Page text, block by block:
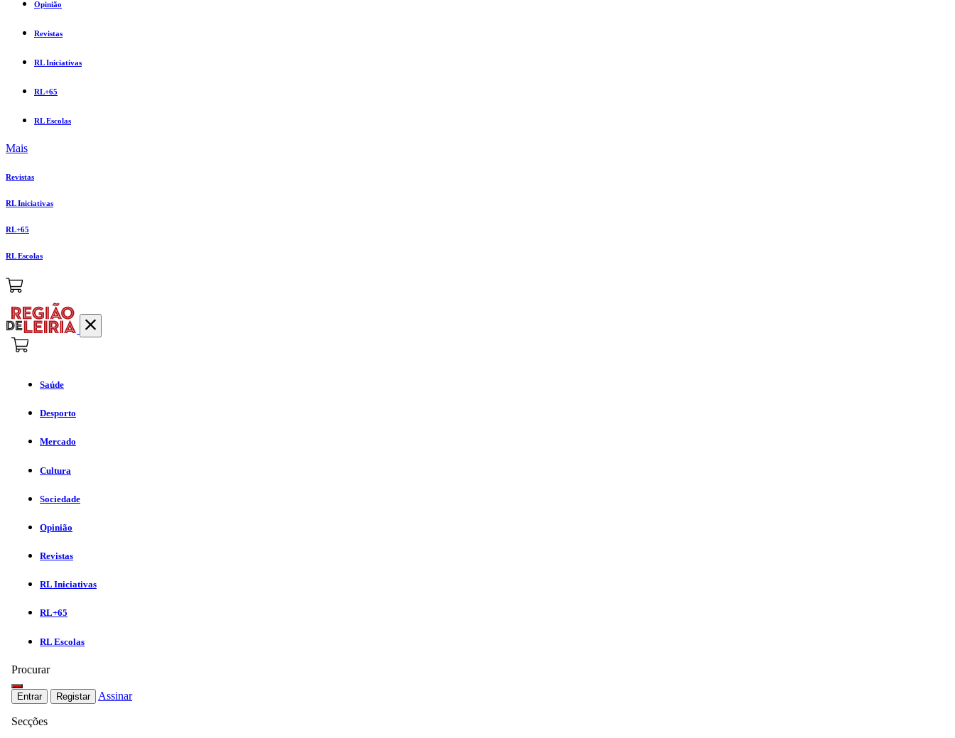
Opinião
Revistas
RL Iniciativas
RL+65
RL Escolas
Mais
Revistas
RL Iniciativas
RL+65
RL Escolas
Saúde
Desporto
Mercado
Cultura
Sociedade
Opinião
Revistas
RL Iniciativas
RL+65
RL Escolas
Procurar
Entrar Registar Assinar
Secções